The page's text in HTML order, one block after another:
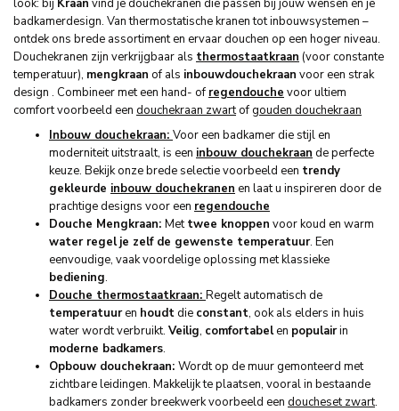
look: bij Kraan vind je douchekranen die passen bij jouw wensen én je
badkamerdesign. Van thermostatische kranen tot inbouwsystemen –
ontdek ons brede assortiment en ervaar douchen op een hoger niveau.
Douchekranen zijn verkrijgbaar als thermostaatkraan (voor constante
temperatuur), mengkraan of als inbouwdouchekraan voor een strak
design . Combineer met een hand- of regendouche voor ultiem
comfort voorbeeld een douchekraan zwartofgouden douchekraan
Inbouw douchekraan: Voor een badkamer die stijl en
moderniteit uitstraalt, is een inbouw douchekraan de perfecte
keuze. Bekijk onze brede selectie voorbeeld een trendy
gekleurde inbouw douchekranen en laat u inspireren door de
prachtige designs voor een regendouche
Douche Mengkraan: Mettwee knoppen voor koud en warm
water regel je zelf de gewenste temperatuur. Een
eenvoudige, vaak voordelige oplossing met klassieke
bediening.
Douche thermostaatkraan: Regelt automatisch de
temperatuuren houdtdie constant, ook als elders in huis
water wordt verbruikt. Veilig, comfortabelen populairin
moderne badkamers.
Opbouw douchekraan: Wordt op de muur gemonteerd met
zichtbare leidingen. Makkelijk te plaatsen, vooral in bestaande
badkamers zonder breekwerk voorbeeld een doucheset zwart.